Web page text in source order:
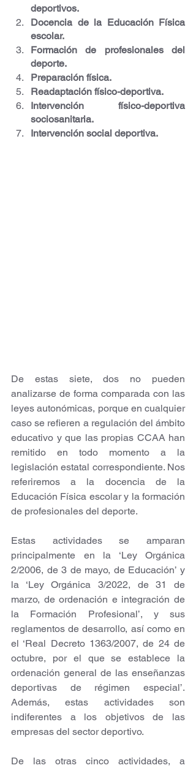
deportivos.
Docencia de la Educación Física
escolar.
Formación de profesionales del
deporte.
Preparación física.
Readaptación físico-deportiva.
Intervención físico-deportiva
sociosanitaria.
Intervención social deportiva.
De estas siete, dos no pueden
analizarse de forma comparada con las
leyes autonómicas, porque en cualquier
caso se refieren a regulación del ámbito
educativo y que las propias CCAA han
remitido en todo momento a la
legislación estatal correspondiente. Nos
referiremos a la docencia de la
Educación Física escolar y la formación
de profesionales del deporte.
Estas actividades se amparan
principalmente en la ‘Ley Orgánica
2/2006, de 3 de mayo, de Educación’ y
la ‘Ley Orgánica 3/2022, de 31 de
marzo, de ordenación e integración de
la Formación Profesional’, y sus
reglamentos de desarrollo, así como en
el ‘Real Decreto 1363/2007, de 24 de
octubre, por el que se establece la
ordenación general de las enseñanzas
deportivas de régimen especial’.
Además, estas actividades son
indiferentes a los objetivos de las
empresas del sector deportivo.
De las otras cinco actividades, a